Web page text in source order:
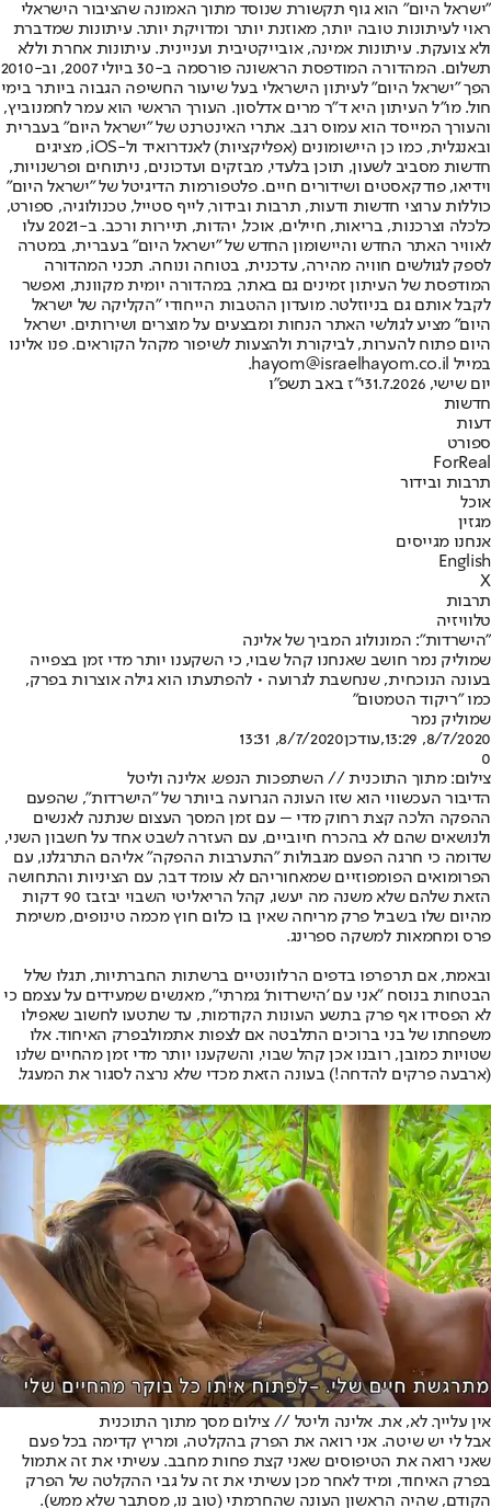
"ישראל היום" הוא גוף תקשורת שנוסד מתוך האמונה שהציבור הישראלי
ראוי לעיתונות טובה יותר, מאוזנת יותר ומדויקת יותר. עיתונות שמדברת
ולא צועקת. עיתונות אמינה, אובייקטיבית ועניינית. עיתונות אחרת וללא
תשלום. המהדורה המודפסת הראשונה פורסמה ב-30 ביולי 2007, וב-2010
הפך "ישראל היום" לעיתון הישראלי בעל שיעור החשיפה הגבוה ביותר בימי
חול. מו"ל העיתון היא ד"ר מרים אדלסון. העורך הראשי הוא עמר לחמנוביץ,
והעורך המייסד הוא עמוס רגב. אתרי האינטרנט של "ישראל היום" בעברית
ובאנגלית, כמו כן היישומונים (אפליקציות) לאנדרואיד ול-iOS, מציגים
חדשות מסביב לשעון, תוכן בלעדי, מבזקים ועדכונים, ניתוחים ופרשנויות,
וידיאו, פודקאסטים ושידורים חיים. פלטפורמות הדיגיטל של "ישראל היום"
כוללות ערוצי חדשות ודעות, תרבות ובידור, לייף סטייל, טכנולוגיה, ספורט,
כלכלה וצרכנות, בריאות, חיילים, אוכל, יהדות, תיירות ורכב. ב-2021 עלו
לאוויר האתר החדש והיישומון החדש של "ישראל היום" בעברית, במטרה
לספק לגולשים חוויה מהירה, עדכנית, בטוחה ונוחה. תכני המהדורה
המודפסת של העיתון זמינים גם באתר, במהדורה יומית מקוונת, ואפשר
לקבל אותם גם בניוזלטר. מועדון ההטבות הייחודי "הקליקה של ישראל
היום" מציע לגולשי האתר הנחות ומבצעים על מוצרים ושירותים. ישראל
היום פתוח להערות, לביקורת ולהצעות לשיפור מקהל הקוראים. פנו אלינו
במייל hayom@israelhayom.co.il.
יום שישי, 31.7.2026
י"ז באב תשפ"ו
חדשות
דעות
ספורט
ForReal
תרבות ובידור
אוכל
מגזין
אנחנו מגייסים
English
X
תרבות
טלוויזיה
"הישרדות": המונולוג המביך של אלינה
שמוליק נמר חושב שאנחנו קהל שבוי, כי השקענו יותר מדי זמן בצפייה
בעונה הנוכחית, שנחשבת לגרועה • להפתעתו הוא גילה אוצרות בפרק,
כמו "ריקוד הטמטום"
שמוליק נמר
8/7/2020, 13:29
,עודכן8/7/2020, 13:31
0
צילום: מתוך התוכנית // השתפכות הנפש. אלינה וליטל
הדיבור העכשווי הוא שזו העונה הגרועה ביותר של "הישרדות", שהפעם
ההפקה הלכה קצת רחוק מדי – עם זמן המסך העצום שנתנה לאנשים
ולנושאים שהם לא בהכרח חיוביים, עם העזרה לשבט אחד על חשבון השני,
שדומה כי חרגה הפעם מגבולות "התערבות ההפקה" אליהם התרגלנו, עם
הפרומואים הפומפוזיים שמאחוריהם לא עומד דבר, עם הציניות והתחושה
הזאת שלהם שלא משנה מה יעשו, קהל הריאליטי השבוי יבזבז 90 דקות
מהיום שלו בשביל פרק מריחה שאין בו כלום חוץ מכמה טינופים, משימת
פרס ומחמאות למשקה ספרינג.
ובאמת, אם תרפרפו בדפים הרלוונטיים ברשתות החברתיות, תגלו שלל
הבטחות בנוסח "אני עם 'הישרדות' גמרתי", מאנשים שמעידים על עצמם כי
לא הפסידו אף פרק בתשע העונות הקודמות, עד שתטעו לחשוב שאפילו
משפחתו של בני ברוכים התלבטה אם לצפות אתמולבפרק האיחוד. אלו
שטויות כמובן, רובנו אכן קהל שבוי, והשקענו יותר מדי זמן מהחיים שלנו
(ארבעה פרקים להדחה!) בעונה הזאת מכדי שלא נרצה לסגור את המעגל.
אין עלייך. לא, את. אלינה וליטל // צילום מסך מתוך התוכנית
אבל לי יש שיטה. אני רואה את הפרק בהקלטה, ומריץ קדימה בכל פעם
שאני רואה את הטיפוסים שאני קצת פחות מחבב. עשיתי את זה אתמול
בפרק האיחוד, ומיד לאחר מכן עשיתי את זה על גבי ההקלטה של הפרק
הקודם, שהיה הראשון העונה שהחרמתי (טוב נו, מסתבר שלא ממש).